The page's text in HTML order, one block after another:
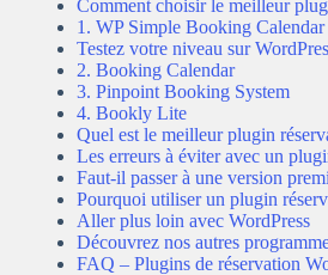
Comment choisir le meilleur
1. WP Simple Booking Calendar
Testez votre niveau sur
2. Booking Calendar
3. Pinpoint Booking System
4. Bookly Lite
Quel est le meilleur plugin
Les erreurs à éviter avec un
Faut-il passer à une version
Pourquoi utiliser un plugin
Aller plus loin avec WordPress
Découvrez nos autres
FAQ – Plugins de réservation